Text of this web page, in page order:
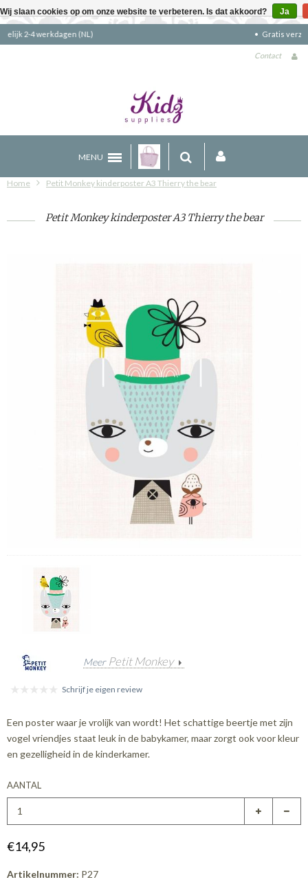
Contact
MENU
Home Petit Monkey kinderposter A3 Thierry the bear
Petit Monkey kinderposter A3 Thierry the bear
Meer Petit Monkey
Schrijf je eigen review
Een poster waar je vrolijk van wordt! Het schattige beertje met zijn
vogel vriendjes staat leuk in de babykamer, maar zorgt ook voor kleur
en gezelligheid in de kinderkamer.
AANTAL
€14,95
Artikelnummer: P27
Wij slaan cookies op om onze website te verbeteren. Is dat akkoord? Ja